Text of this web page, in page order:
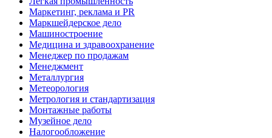
Маркетинг, реклама и PR
Маркшейдерское дело
Машиностроение
Медицина и здравоохранение
Менеджер по продажам
Менеджмент
Металлургия
Метеорология
Метрология и стандартизация
Монтажные работы
Музейное дело
Налогообложение